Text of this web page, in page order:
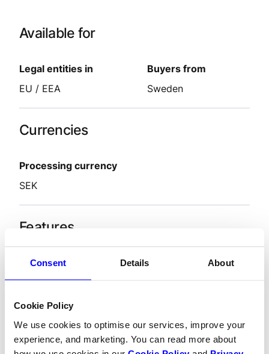
Consent Details About
Cookie Policy
We use cookies to optimise our services, improve your
experience, and marketing. You can read more about
Available for
Legal entities in
EU / EEA
Buyers from
Sweden
Currencies
Processing currency
SEK
Features
Settlement delay
Partial refunds
Partial captures
2-9